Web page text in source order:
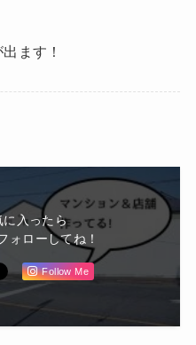
ます！
に入ったら
ォローしてね！
Follow Me